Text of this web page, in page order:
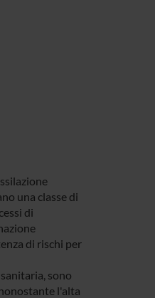
una classe di
di
di rischi per
sono
l'alta